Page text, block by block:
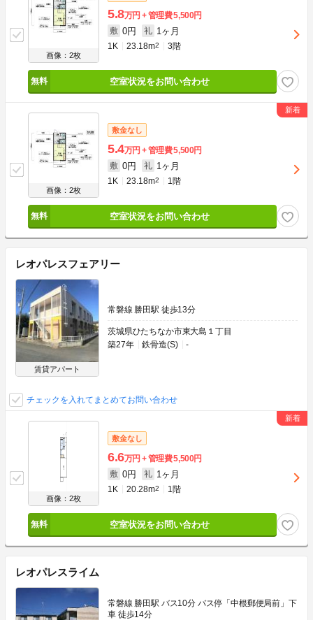
画像：2枚
5.8万円 管理費5,500円
敷 0円 礼 1ヶ月
1K 23.18m2 3階
空室状況をお問い合わせ
画像：2枚
敷金なし
5.4万円 管理費5,500円
敷 0円 礼 1ヶ月
1K 23.18m2 1階
空室状況をお問い合わせ
レオパレスフェアリー
賃貸アパート
常磐線 勝田駅 徒歩13分
茨城県ひたちなか市東大島１丁目
築27年
鉄骨造(S) -
チェックを入れてまとめてお問い合わせ
画像：2枚
敷金なし
6.6万円 管理費5,500円
敷 0円 礼 1ヶ月
1K 20.28m2 1階
空室状況をお問い合わせ
レオパレスライム
常磐線 勝田駅 バス10分 バス停「中根郵便局前」下
車 徒歩14分